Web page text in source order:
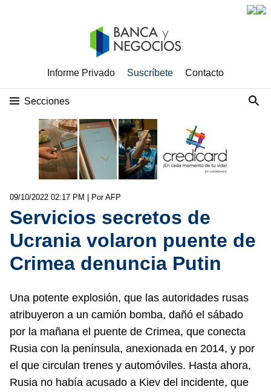
Informe Privado Suscríbete Contacto
Secciones
09/10/2022 02:17 PM | Por AFP
Servicios secretos de
Ucrania volaron puente de
Crimea denuncia Putin
Una potente explosión, que las autoridades rusas
atribuyeron a un camión bomba, dañó el sábado
por la mañana el puente de Crimea, que conecta
Rusia con la península, anexionada en 2014, y por
el que circulan trenes y automóviles. Hasta ahora,
Rusia no había acusado a Kiev del incidente, que